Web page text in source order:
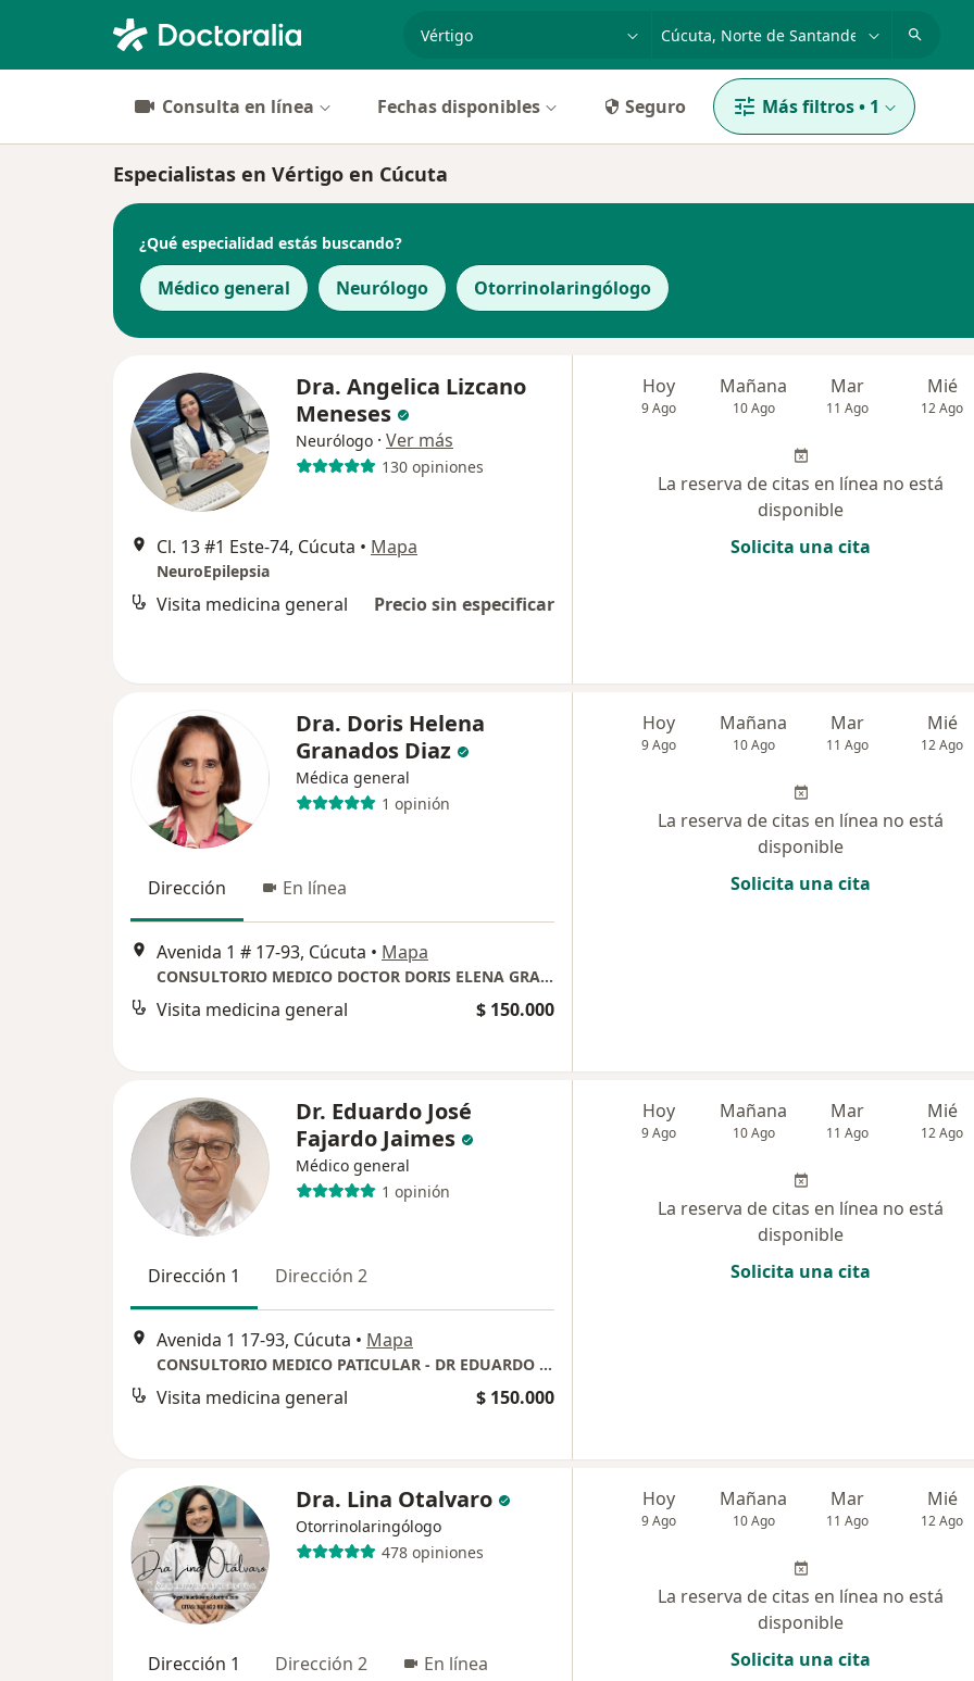
especialidad, enfermedad o nombrep. ej. Bogotá
Consulta en línea Fechas disponibles Seguro Más filtros• 1
Especialistas en Vértigo en Cúcuta
¿Qué especialidad estás buscando?
Médico general Neurólogo Otorrinolaringólogo
Dra. Angelica Lizcano
Meneses
Neurólogo · Ver más
130 opiniones
Cl. 13 #1 Este-74, Cúcuta • Mapa
NeuroEpilepsia
Visita medicina general Precio sin especificar
Hoy
9 Ago
Mañana
10 Ago
Mar
11 Ago
Mié
12 Ago
La reserva de citas en línea no está
disponible
Solicita una cita
Dra. Doris Helena
Granados Diaz
Médica general
1 opinión
Dirección En línea
Avenida 1 # 17-93, Cúcuta • Mapa
CONSULTORIO MEDICO DOCTOR DORIS ELENA GRANADOS DIAAZ
Visita medicina general $ 150.000
Hoy
9 Ago
Mañana
10 Ago
Mar
11 Ago
Mié
12 Ago
La reserva de citas en línea no está
disponible
Solicita una cita
Dr. Eduardo José
Fajardo Jaimes
Médico general
1 opinión
Dirección 1 Dirección 2
Avenida 1 17-93, Cúcuta • Mapa
CONSULTORIO MEDICO PATICULAR - DR EDUARDO JOSE FAJARDO JAIMES
Visita medicina general $ 150.000
Hoy
9 Ago
Mañana
10 Ago
Mar
11 Ago
Mié
12 Ago
La reserva de citas en línea no está
disponible
Solicita una cita
Dra. Lina Otalvaro
Otorrinolaringólogo
478 opiniones
Dirección 1 Dirección 2 En línea
Hoy
9 Ago
Mañana
10 Ago
Mar
11 Ago
Mié
12 Ago
La reserva de citas en línea no está
disponible
Solicita una cita